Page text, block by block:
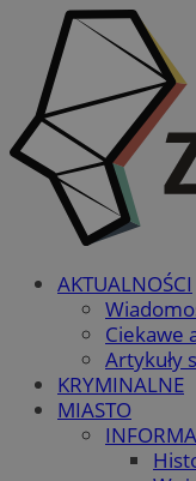
AKTUALNOŚCI
Ciekawe
Artykuły
KRYMINALNE
MIASTO